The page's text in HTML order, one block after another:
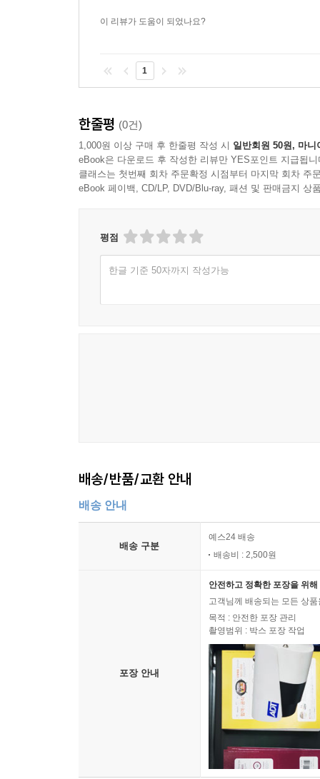
이 리뷰가 도움이 되었나요?
1
한줄평 (0건)
1,000원 이상 구매 후 한줄평 작성 시 일반회원 50원, 마니
eBook은 다운로드 후 작성한 리뷰만 YES포인트 지급됩니
클래스는 첫번째 회차 주문확정 시점부터 마지막 회차 주
eBook 페이백, CD/LP, DVD/Blu-ray, 패션 및 판매금지 상
평점
한글 기준 50자까지 작성가능
배송/반품/교환 안내
배송 안내
배송 구분
예스24 배송
배송비 : 2,500원
포장 안내
안전하고 정확한 포장을 위
고객님께 배송되는 모든 상
목적 : 안전한 포장 관리
촬영범위 : 박스 포장 작업